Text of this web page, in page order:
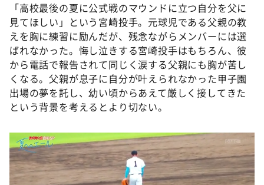
「高校最後の夏に公式戦のマウンドに立つ自分を父に
見てほしい」という宮崎投手。元球児である父親の教
えを胸に練習に励んだが、残念ながらメンバーには選
ばれなかった。悔し泣きする宮崎投手はもちろん、彼
から電話で報告されて同じく涙する父親にも胸が苦し
くなる。父親が息子に自分が叶えられなかった甲子園
出場の夢を託し、幼い頃からあえて厳しく接してきた
という背景を考えるとより切ない。